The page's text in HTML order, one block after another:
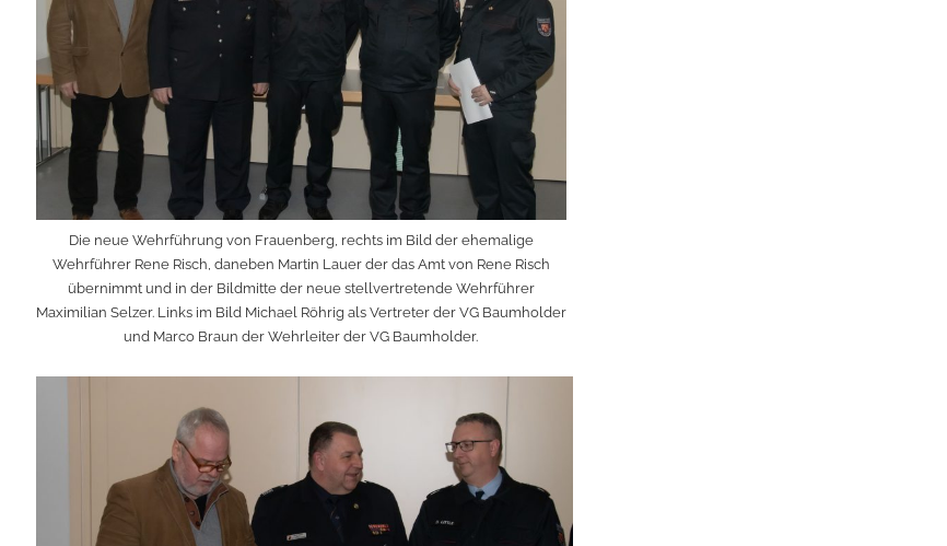
Die neue Wehrführung von Frauenberg, rechts im Bild der ehemalige
Wehrführer Rene Risch, daneben Martin Lauer der das Amt von Rene Risch
übernimmt und in der Bildmitte der neue stellvertretende Wehrführer
Maximilian Selzer. Links im Bild Michael Röhrig als Vertreter der VG Baumholder
und Marco Braun der Wehrleiter der VG Baumholder.